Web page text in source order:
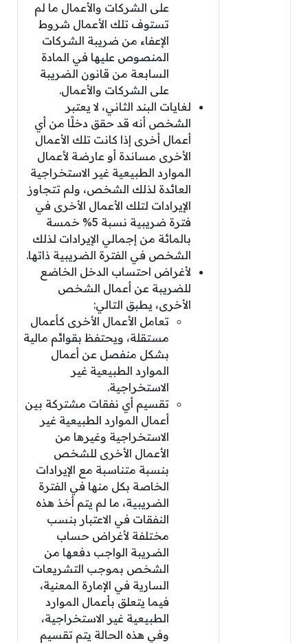
على الشركات والأعمال ما لم
تستوف تلك الأعمال شروط
الإعفاء من ضريبة الشركات
المنصوص عليها في المادة
السابعة من قانون الضريبة
على الشركات والأعمال.
لغايات البند الثاني، لا يعتبر
الشخص أنه قد حقق دخلًا من أي
أعمال أخرى إذا كانت تلك الأعمال
الأخرى مساندة أو عارضة لأعمال
الموارد الطبيعية غير الاستخراجية
العائدة لذلك الشخص، ولم تتجاوز
الإيرادات لتلك الأعمال الأخرى في
فترة ضريبية نسبة 5% خمسة
بالمائة من إجمالي الإيرادات لذلك
الشخص في الفترة الضريبية ذاتها.
لأغراض احتساب الدخل الخاضع
للضريبة عن أعمال الشخص
الأخرى، يطبق التالي:
تعامل الأعمال الأخرى كأعمال
مستقلة، ويحتفظ بقوائم مالية
بشكل منفصل عن أعمال
الموارد الطبيعية غير
الاستخراجية.
تقسيم أي نفقات مشتركة بين
أعمال الموارد الطبيعية غير
الاستخراجية وغيرها من
الأعمال الأخرى للشخص
بنسبة متناسبة مع الإيرادات
الخاصة بكل منها في الفترة
الضريبية، ما لم يتم أخذ هذه
النفقات في الاعتبار بنسب
مختلفة لأغراض حساب
الضريبة الواجب دفعها من
الشخص بموجب التشريعات
السارية في الإمارة المعنية،
فيما يتعلق بأعمال الموارد
الطبيعية غير الاستخراجية،
وفي هذه الحالة يتم تقسيم